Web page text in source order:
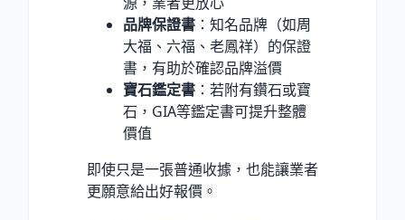
品牌保證書 ：知名品牌（如周
大福、六福、老鳳祥）的保證
書，有助於確認品牌溢價
寶石鑑定書 ：若附有鑽石或寶
石，GIA等鑑定書可提升整體
價值
即使只是一張普通收據，也能讓業者
更願意給出好報價。